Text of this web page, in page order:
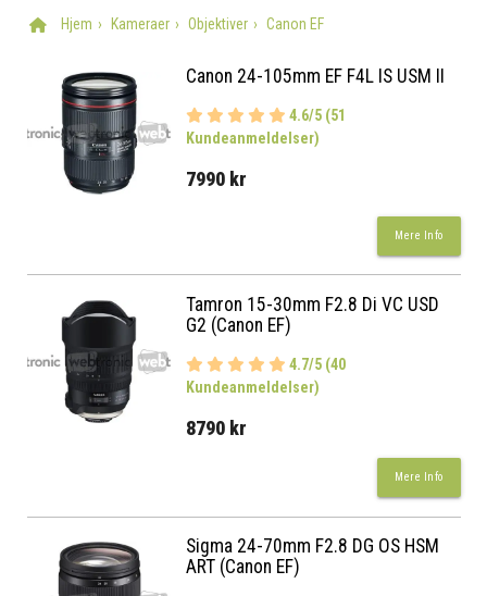
Hjem Kameraer Objektiver Canon EF
Canon 24-105mm EF F4L IS USM II
4.6/5 (51
Kundeanmeldelser)
7990 kr
Mere Info
Tamron 15-30mm F2.8 Di VC USD
G2 (Canon EF)
4.7/5 (40
Kundeanmeldelser)
8790 kr
Mere Info
Sigma 24-70mm F2.8 DG OS HSM
ART (Canon EF)